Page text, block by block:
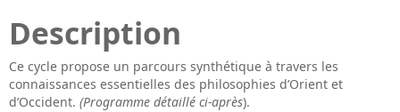
Description
Ce cycle propose un parcours synthétique à travers les
connaissances essentielles des philosophies d’Orient et
d’Occident. (Programme détaillé ci-après).